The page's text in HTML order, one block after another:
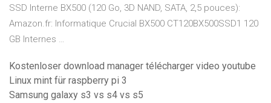
SSD Interne BX500 (120 Go, 3D NAND, SATA, 2,5 pouces):
Amazon.fr: Informatique Crucial BX500 CT120BX500SSD1 120
GB Internes …
Kostenloser download manager télécharger video youtube
Linux mint für raspberry pi 3
Samsung galaxy s3 vs s4 vs s5